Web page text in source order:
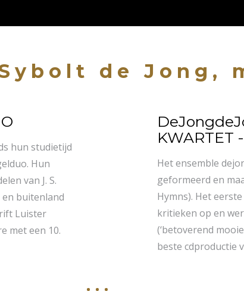
de Jong,
hun studietijd
Hun
van J. S.
buitenland
Luister
met een 10.
KWARTET
Het ensemble
geformeerd en
Hymns). Het
kritieken op en
(‘betoverend
beste cdproductie